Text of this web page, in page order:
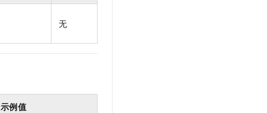
无
示例值